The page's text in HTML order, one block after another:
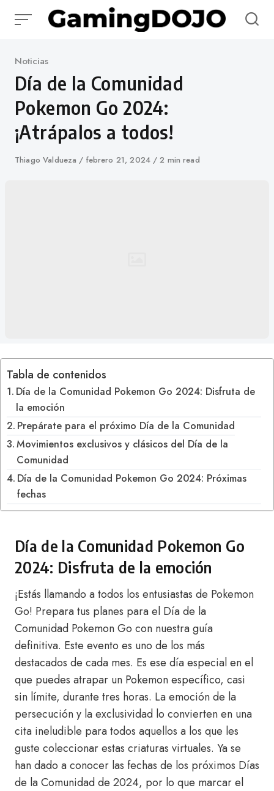
Categoría
Noticias
Día de la Comunidad
Pokemon Go 2024:
¡Atrápalos a todos!
Autor
Thiago Valdueza
Publicado
febrero 21, 2024 2 min read
Tabla de contenidos
Día de la Comunidad Pokemon Go 2024: Disfruta de
la emoción
Prepárate para el próximo Día de la Comunidad
Movimientos exclusivos y clásicos del Día de la
Comunidad
Día de la Comunidad Pokemon Go 2024: Próximas
fechas
Día de la Comunidad Pokemon Go
2024: Disfruta de la emoción
¡Estás llamando a todos los entusiastas de Pokemon
Go! Prepara tus planes para el Día de la
Comunidad Pokemon Go con nuestra guía
definitiva. Este evento es uno de los más
destacados de cada mes. Es ese día especial en el
que puedes atrapar un Pokemon específico, casi
sin límite, durante tres horas. La emoción de la
persecución y la exclusividad lo convierten en una
cita ineludible para todos aquellos a los que les
guste coleccionar estas criaturas virtuales. Ya se
han dado a conocer las fechas de los próximos Días
de la Comunidad de 2024, por lo que marcar el